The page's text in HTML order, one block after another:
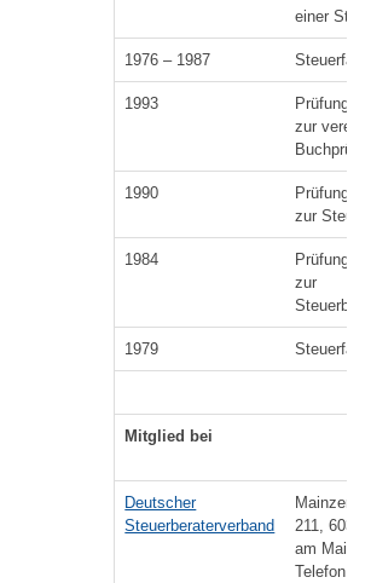
einer
1976 – 1987
1993
Prüfung
zur
1990
Prüfung
zur
1984
Prüfung
zur
1979
Mitglied bei
Deutscher
Steuerberaterverband
Mainzer
211,
am Main
Telefon: